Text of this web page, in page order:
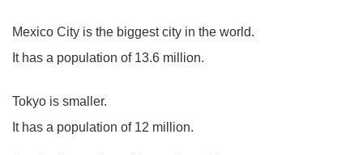
Mexico City is the biggest city in the world.
It has a population of 13.6 million.
Tokyo is smaller.
It has a population of 12 million.